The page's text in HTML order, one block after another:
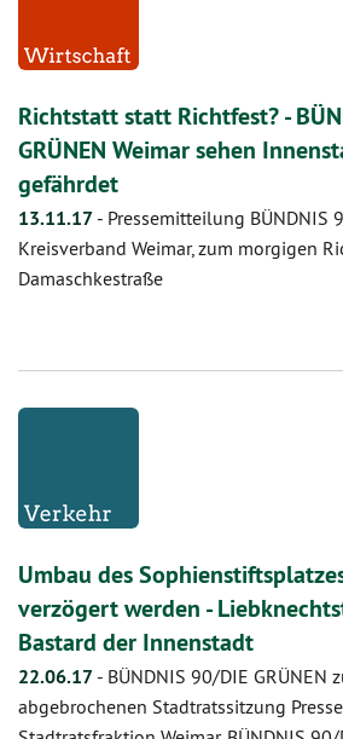
Richtstatt statt Richtfest? -
GRÜNEN Weimar sehen
gefährdet
13.11.17 - Pressemitteilung BÜNDNIS
Kreisverband Weimar, zum morgigen
Damaschkestraße
Umbau des
verzögert werden -
Bastard der Innenstadt
22.06.17 - BÜNDNIS 90/DIE GRÜNEN
abgebrochenen Stadtratssitzung